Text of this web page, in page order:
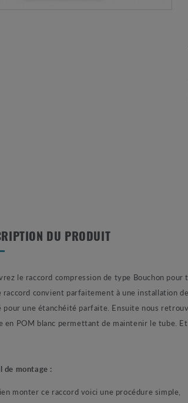
DU PRODUIT
le raccord compression de type Bouchon
raccord convient parfaitement à une installation
une étanchéité parfaite. Ensuite nous
en POM blanc permettant de maintenir le tube.
de montage :
monter ce raccord voici une procédure simple,